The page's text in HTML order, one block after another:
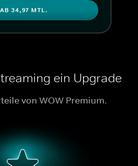
AB 34,97 MTL.
ein Upgrade
von WOW Premium.